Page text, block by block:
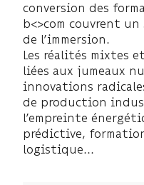
conversion des
b<>com couvrent
de l’immersion.
Les réalités mixtes
liées aux jumeaux
innovations
de production
l’empreinte
prédictive,
logistique...